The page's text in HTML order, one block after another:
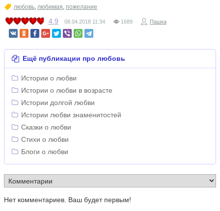
любовь, любимая, пожелание
4.9 08.04.2018 11:34 1689 Пашка
Ещё публикации про любовь
Истории о любви
Истории о любви в возрасте
Истории долгой любви
Истории любви знаменитостей
Сказки о любви
Стихи о любви
Блоги о любви
Нет комментариев. Ваш будет первым!